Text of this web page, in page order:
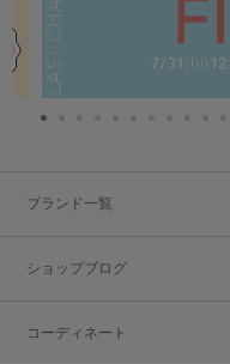
ブランド一覧
ショップブログ
コーディネート